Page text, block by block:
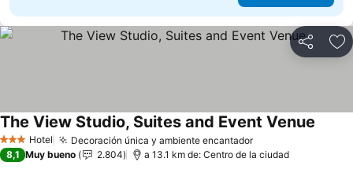
Compartir
3 Estrellas
Hotel Decoración única y ambiente encantadorVer precios
The View Studio, Suites and Event Venue
8,1 Muy bueno 2.804 a 13.1 km de: Centro de la ciudad